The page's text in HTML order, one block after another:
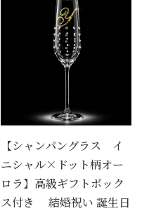
【シャンパングラス イ
ニシャル×ドット柄オー
ロラ】高級ギフトボック
ス付き 結婚祝い 誕生日